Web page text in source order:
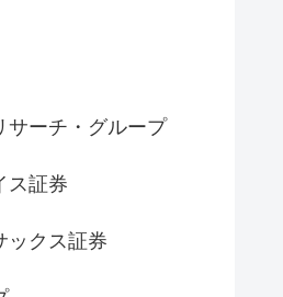
サーチ・グループ
ス証券
ックス証券